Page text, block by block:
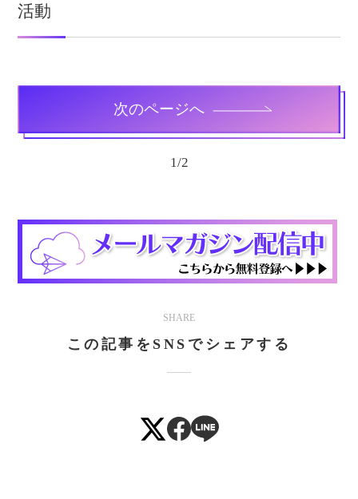
活動
次のページへ
1/2
SHARE
この記事をSNSでシェアする